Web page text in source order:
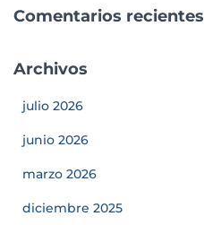
Comentarios recientes
Archivos
julio 2026
junio 2026
marzo 2026
diciembre 2025